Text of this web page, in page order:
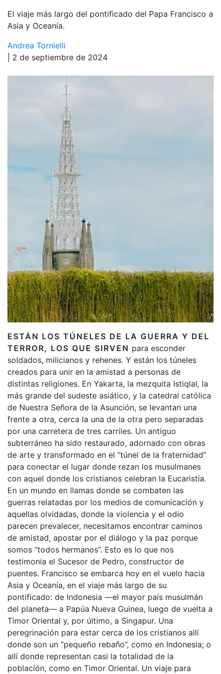
El viaje más largo del pontificado del Papa Francisco a
Asia y Oceanía.
Andrea Tornielli
| 2 de septiembre de 2024
ESTÁN LOS TÚNELES DE LA GUERRA Y DEL
TERROR, LOS QUE SIRVEN para esconder
soldados, milicianos y rehenes. Y están los túneles
creados para unir en la amistad a personas de
distintas religiones. En Yakarta, la mezquita Istiqlal, la
más grande del sudeste asiático, y la catedral católica
de Nuestra Señora de la Asunción, se levantan una
frente a otra, cerca la una de la otra pero separadas
por una carretera de tres carriles. Un antiguo
subterráneo ha sido restaurado, adornado con obras
de arte y transformado en el “túnel de la fraternidad”
para conectar el lugar donde rezan los musulmanes
con aquel donde los cristianos celebran la Eucaristía.
En un mundo en llamas donde se combaten las
guerras relatadas por los medios de comunicación y
aquellas olvidadas, donde la violencia y el odio
parecen prevalecer, necesitamos encontrar caminos
de amistad, apostar por el diálogo y la paz porque
somos “todos hermanos”. Esto es lo que nos
testimonia el Sucesor de Pedro, constructor de
puentes. Francisco se embarca hoy en el vuelo hacia
Asia y Oceanía, en el viaje más largo de su
pontificado: de Indonesia —el mayor país musulmán
del planeta— a Papúa Nueva Guinea, luego de vuelta a
Timor Oriental y, por último, a Singapur. Una
peregrinación para estar cerca de los cristianos allí
donde son un “pequeño rebaño”, como en Indonesia; o
allí donde representan casi la totalidad de la
población, como en Timor Oriental. Un viaje para